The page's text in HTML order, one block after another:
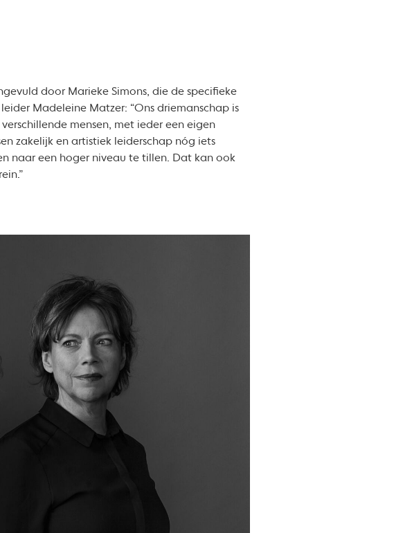
door Marieke Simons, die de specifieke
Madeleine Matzer: “Ons driemanschap is
mensen, met ieder een eigen
zakelijk en artistiek leiderschap nóg iets
naar een hoger niveau te tillen. Dat kan ook